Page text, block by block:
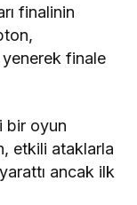
finalinin
finale
bir oyun
etkili ataklarla
ancak ilk